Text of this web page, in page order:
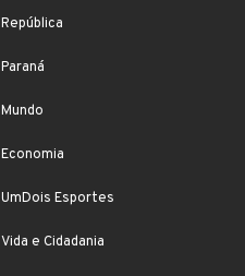
República
Paraná
Mundo
Economia
UmDois Esportes
Vida e Cidadania